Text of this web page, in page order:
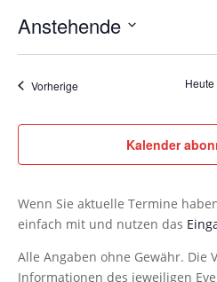
Anstehende
VorherigeVeranstaltungen Heute
Kalender
Wenn Sie aktuelle Termine
einfach mit und nutzen das
Alle Angaben ohne Gewähr. Die
Informationen des jeweiligen